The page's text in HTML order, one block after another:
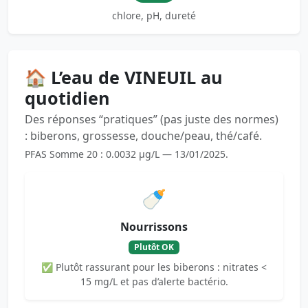
chlore, pH, dureté
🏠 L’eau de VINEUIL au
quotidien
Des réponses “pratiques” (pas juste des normes)
: biberons, grossesse, douche/peau, thé/café.
PFAS Somme 20 : 0.0032 µg/L — 13/01/2025.
🍼
Nourrissons
Plutôt OK
✅ Plutôt rassurant pour les biberons : nitrates <
15 mg/L et pas d’alerte bactério.